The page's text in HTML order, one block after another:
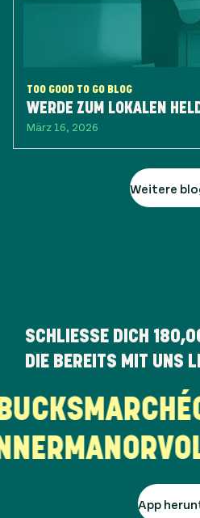
TOO GOOD TO GO BLOG
WERDE ZUM LOKALEN
März 16, 2026
Weitere
SCHLIESSE DICH
DIE BEREITS MIT UNS
MANORVOLG
App